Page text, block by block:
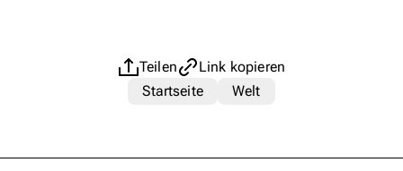
Teilen
Link kopieren
Startseite
Welt